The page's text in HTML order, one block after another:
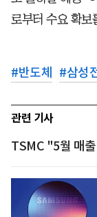
로부터 수요 확보
#반도체 #삼성
관련 기사
TSMC "5월 매